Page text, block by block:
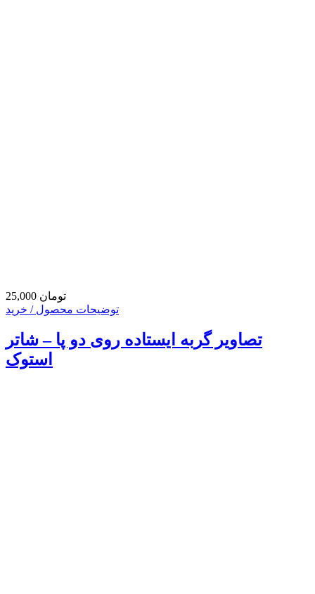
25,000 تومان
توضیحات محصول / خرید
تصاویر گربه ایستاده روی دو پا – شاتر
استوک